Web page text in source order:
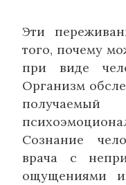
Эти
того, почему
при виде
Организм
Сознание
врача с
ощущениями и